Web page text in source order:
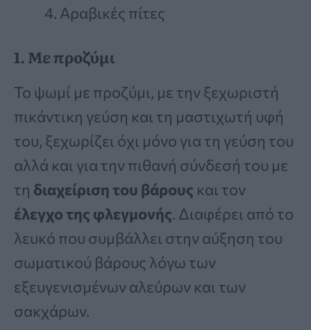
Αραβικές πίτες
1. Με προζύμι
Το ψωμί με προζύμι, με την ξεχωριστή
πικάντικη γεύση και τη μαστιχωτή υφή
του, ξεχωρίζει όχι μόνο για τη γεύση του
αλλά και για την πιθανή σύνδεσή του με
τη διαχείριση του βάρους και τον
έλεγχο της φλεγμονής. Διαφέρει από το
λευκό που συμβάλλει στην αύξηση του
σωματικού βάρους λόγω των
εξευγενισμένων αλεύρων και των
σακχάρων.